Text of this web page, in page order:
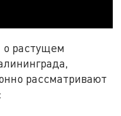
растущем
рассматривают